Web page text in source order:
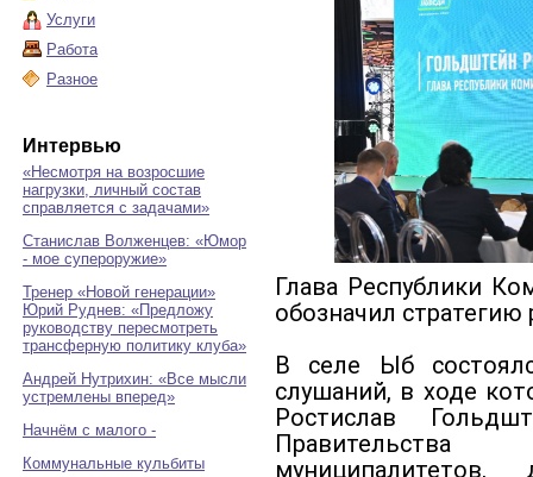
Услуги
Работа
Разное
Интервью
«Несмотря на возросшие
нагрузки, личный состав
справляется с задачами»
Станислав Волженцев: «Юмор
- мое супероружие»
Тренер «Новой генерации»
Юрий Руднев: «Предложу
руководству пересмотреть
трансферную политику клуба»
Андрей Нутрихин: «Все мысли
устремлены вперед»
Начнём с малого -
Коммунальные кульбиты
Глава Республики
обозначил стратегию
В селе Ыб
слушаний, в ходе
Ростислав
Правительства